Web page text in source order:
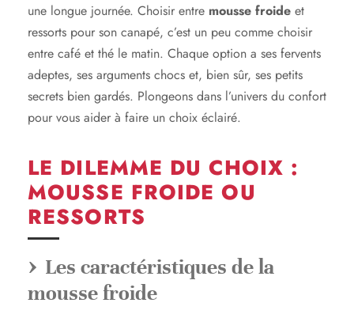
une longue journée. Choisir entre mousse froide et
ressorts pour son canapé, c’est un peu comme choisir
entre café et thé le matin. Chaque option a ses fervents
adeptes, ses arguments chocs et, bien sûr, ses petits
secrets bien gardés. Plongeons dans l’univers du confort
pour vous aider à faire un choix éclairé.
LE DILEMME DU CHOIX :
MOUSSE FROIDE OU
RESSORTS
Les caractéristiques de la
mousse froide